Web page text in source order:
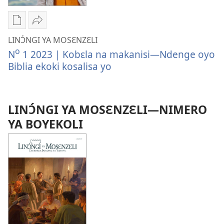
osala
bokeseni?
Ndenge
ya
kozwa
mikanda
LINƆ́NGI
Kobɛla
na
makanisi
—
Ndenge
oyo
Biblia
ekoki
kosalisa
yo
Tindá
LINƆ́NGI
YA
MOSƐNZƐLI
Kobɛla
—
Ndenge
oyo
Biblia
ekoki
kosalisa
yo
LINƆ́NGI YA MOSƐNZƐLI
No 1 2023 | Kobɛla na makanisi—Ndenge oyo
Biblia ekoki kosalisa yo
LINƆ́NGI YA MOSƐNZƐLI—NIMERO
YA BOYEKOLI